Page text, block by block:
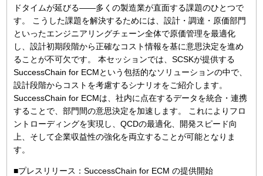
ドタイムが延びる――多くの製造業が直面する課題のひとつで
す。 こうした課題を解決するためには、設計・調達・原価部門
といったエンジニアリングチェーン全体で原価管理を最適化
し、設計初期段階から正確なコスト情報を基に意思決定を進め
ることが不可欠です。 本セッションでは、SCSKが提供する
SuccessChain for ECMという包括的なソリューションの中で、
設計段階からコストを考慮するシナリオをご紹介します。
SuccessChain for ECMは、社内に点在するデータを統合・連携
することで、部門間の意思決定を加速します。 これによりフロ
ントローディングを実現し、QCDの最適化、開発スピード向
上、そして企業収益性の強化を両立することが可能となりま
す。
■プレスリリース：SuccessChain for ECM の提供開始